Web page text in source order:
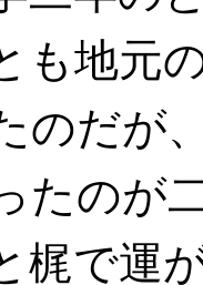
も地元
のだが
たのが
梶で運